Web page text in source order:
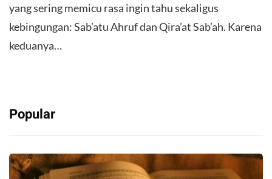
yang sering memicu rasa ingin tahu sekaligus
kebingungan: Sab’atu Ahruf dan Qira’at Sab’ah. Karena
keduanya…
Popular